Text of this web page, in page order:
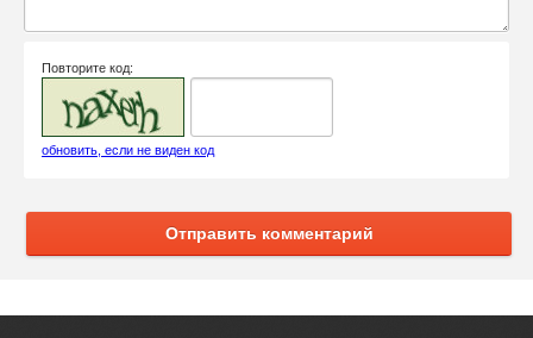
Повторите код:
обновить, если не виден код
Отправить комментарий